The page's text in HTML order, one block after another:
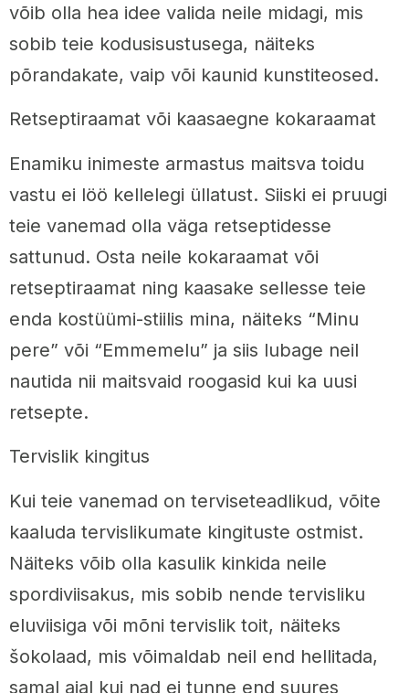
võib olla hea idee valida neile midagi, mis
sobib teie kodusisustusega, näiteks
põrandakate, vaip või kaunid kunstiteosed.
Retseptiraamat või kaasaegne kokaraamat
Enamiku inimeste armastus maitsva toidu
vastu ei löö kellelegi üllatust. Siiski ei pruugi
teie vanemad olla väga retseptidesse
sattunud. Osta neile kokaraamat või
retseptiraamat ning kaasake sellesse teie
enda kostüümi-stiilis mina, näiteks “Minu
pere” või “Emmemelu” ja siis lubage neil
nautida nii maitsvaid roogasid kui ka uusi
retsepte.
Tervislik kingitus
Kui teie vanemad on terviseteadlikud, võite
kaaluda tervislikumate kingituste ostmist.
Näiteks võib olla kasulik kinkida neile
spordiviisakus, mis sobib nende tervisliku
eluviisiga või mõni tervislik toit, näiteks
šokolaad, mis võimaldab neil end hellitada,
samal ajal kui nad ei tunne end suures